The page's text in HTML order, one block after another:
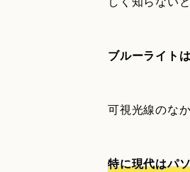
ブルーライト
可視光線のな
特に現代はパ